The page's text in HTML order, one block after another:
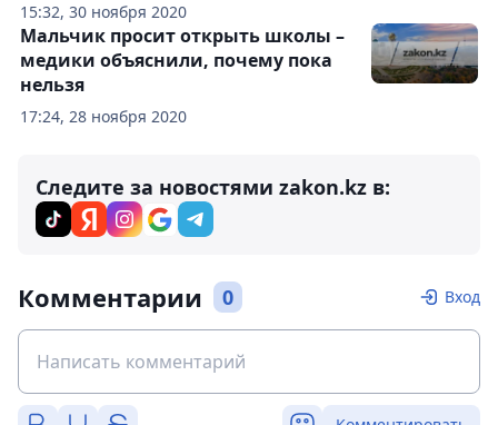
15:32, 30 ноября 2020
17:24, 28 ноября 2020
Мальчик просит открыть школы –
медики объяснили, почему пока
нельзя
Следите за новостями zakon.kz в:
Комментарии 0 Вход